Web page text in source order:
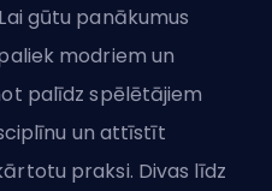
gūtu panākumus
modriem un
palīdz spēlētājiem
un attīstīt
praksi. Divas līdz